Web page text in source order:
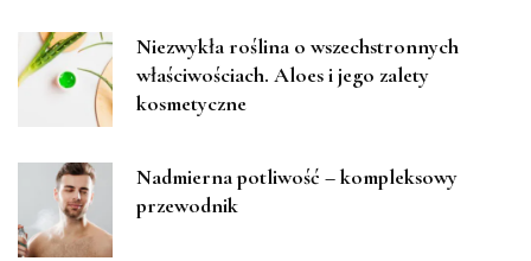
Niezwykła roślina o wszechstronnych
właściwościach. Aloes i jego zalety
kosmetyczne
Nadmierna potliwość – kompleksowy
przewodnik